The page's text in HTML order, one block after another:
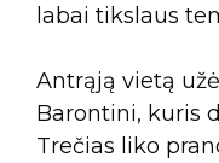
labai tikslaus
Antrąją vietą
Barontini, kuris
Trečias liko